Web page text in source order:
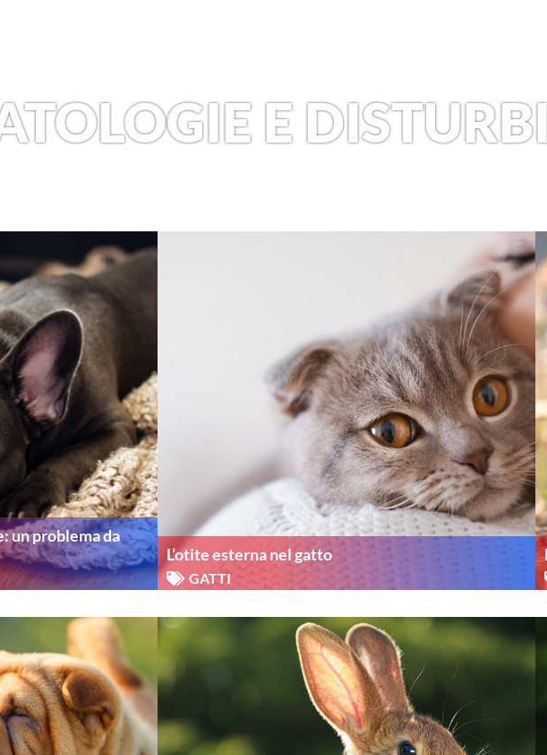
E
un problema da
L’otite esterna nel gatto
GATTI